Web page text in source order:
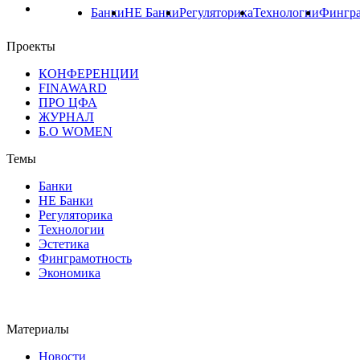
БанкиНЕ БанкиРегуляторикаТехнологии
Проекты
КОНФЕРЕНЦИИ
FINAWARD
ПРО ЦФА
ЖУРНАЛ
Б.О WOMEN
Темы
Банки
НЕ Банки
Регуляторика
Технологии
Эстетика
Финграмотность
Экономика
Материалы
Новости